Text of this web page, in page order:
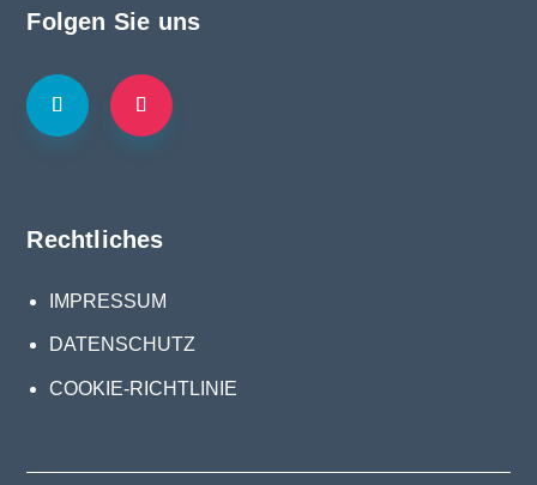
Folgen Sie uns
Rechtliches
IMPRESSUM
DATENSCHUTZ
COOKIE-RICHTLINIE